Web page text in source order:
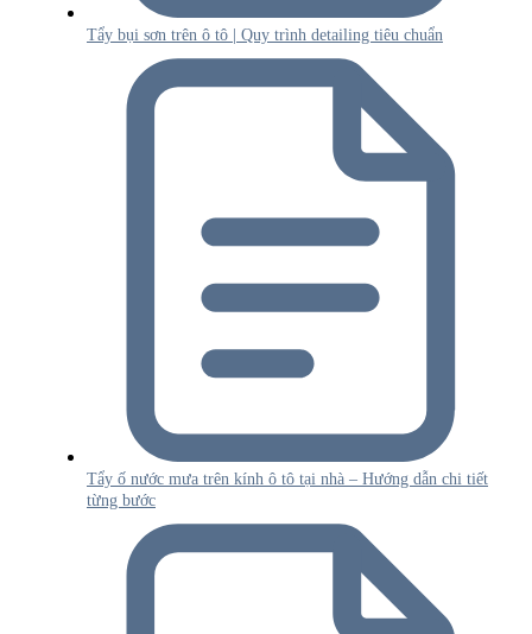
Tẩy bụi sơn trên ô tô | Quy trình detailing tiêu chuẩn
Tẩy ố nước mưa trên kính ô tô tại nhà – Hướng dẫn chi tiết
từng bước